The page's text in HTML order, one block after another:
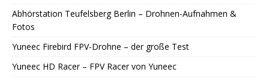
Abhörstation Teufelsberg Berlin – Drohnen-Aufnahmen &
Fotos
Yuneec Firebird FPV-Drohne – der große Test
Yuneec HD Racer – FPV Racer von Yuneec